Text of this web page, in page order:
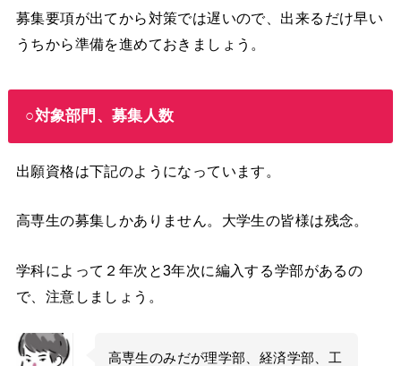
募集要項が出てから対策では遅いので、出来るだけ早い
うちから準備を進めておきましょう。
○対象部門、募集人数
出願資格は下記のようになっています。
高専生の募集しかありません。大学生の皆様は残念。
学科によって２年次と3年次に編入する学部があるの
で、注意しましょう。
高専生のみだが理学部、経済学部、工